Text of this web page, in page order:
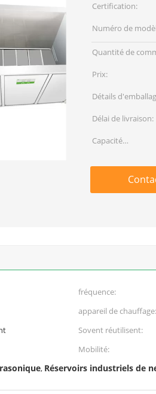
Certification:
Numéro de
Quantité de
min:
Prix:
Détails
Délai de livraison:
Capacité
fréquence:
appareil de chauffage:
Sovent réutilisent:
Mobilité:
, Réservoirs industriels de